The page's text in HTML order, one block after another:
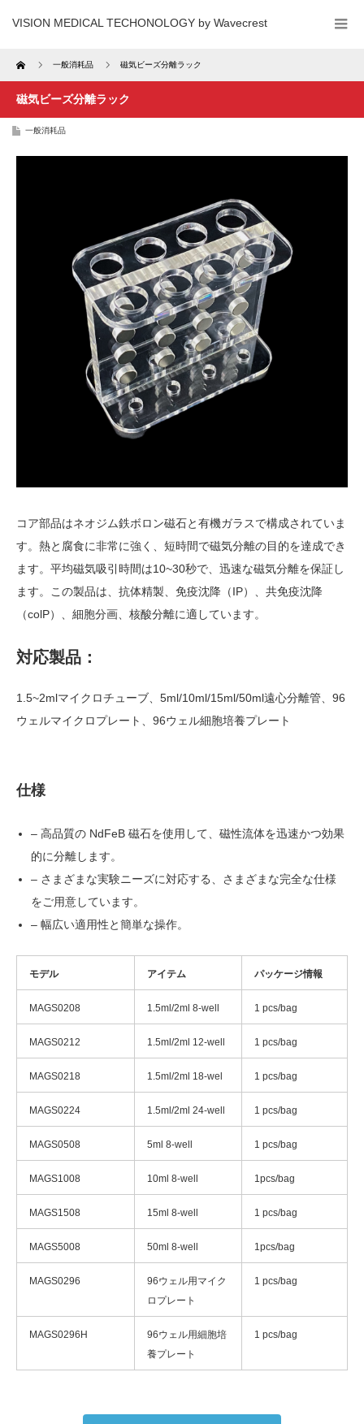
VISION MEDICAL TECHONOLOGY by Wavecrest
Home 一般消耗品 磁気ビーズ分離ラック
磁気ビーズ分離ラック
一般消耗品
コア部品はネオジム鉄ボロン磁石と有機ガラスで構成されていま
す。熱と腐食に非常に強く、短時間で磁気分離の目的を達成でき
ます。平均磁気吸引時間は10~30秒で、迅速な磁気分離を保証し
ます。この製品は、抗体精製、免疫沈降（IP）、共免疫沈降
（colP）、細胞分画、核酸分離に適しています。
対応製品：
1.5~2mlマイクロチューブ、5ml/10ml/15ml/50ml遠心分離管、96
ウェルマイクロプレート、96ウェル細胞培養プレート
仕様
– 高品質の NdFeB 磁石を使用して、磁性流体を迅速かつ効果
的に分離します。
– さまざまな実験ニーズに対応する、さまざまな完全な仕様
をご用意しています。
– 幅広い適用性と簡単な操作。
モデル アイテム パッケージ情報
MAGS0208 1.5ml/2ml 8-well 1 pcs/bag
MAGS0212 1.5ml/2ml 12-well 1 pcs/bag
MAGS0218 1.5ml/2ml 18-wel 1 pcs/bag
MAGS0224 1.5ml/2ml 24-well 1 pcs/bag
MAGS0508 5ml 8-well 1 pcs/bag
MAGS1008 10ml 8-well 1pcs/bag
MAGS1508 15ml 8-well 1 pcs/bag
MAGS5008 50ml 8-well 1pcs/bag
MAGS0296
96ウェル用マイク
ロプレート
1 pcs/bag
MAGS0296H
96ウェル用細胞培
養プレート
1 pcs/bag